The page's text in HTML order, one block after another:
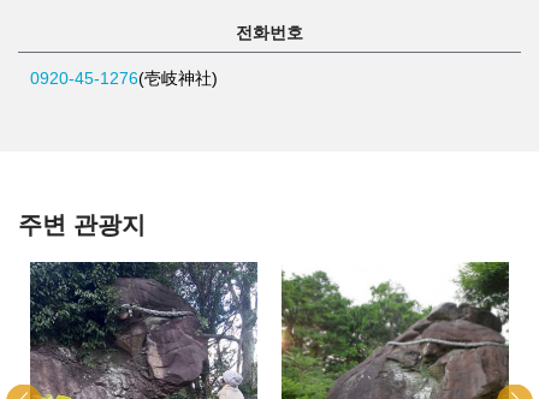
전화번호
0920-45-1276(壱岐神社)
주변 관광지